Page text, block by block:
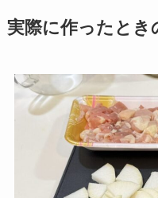
実際に作ったとき